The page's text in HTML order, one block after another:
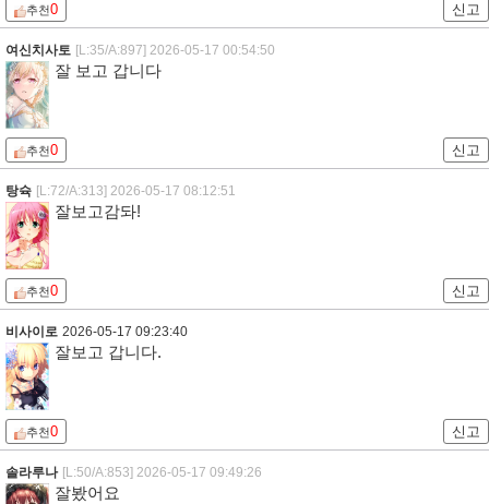
추천0 신고
여신치사토 [L:35/A:897] 2026-05-17 00:54:50
잘 보고 갑니다
추천0 신고
탕슉 [L:72/A:313] 2026-05-17 08:12:51
잘보고감돠!
추천0 신고
비사이로 2026-05-17 09:23:40
잘보고 갑니다.
추천0 신고
솔라루나 [L:50/A:853] 2026-05-17 09:49:26
잘봤어요